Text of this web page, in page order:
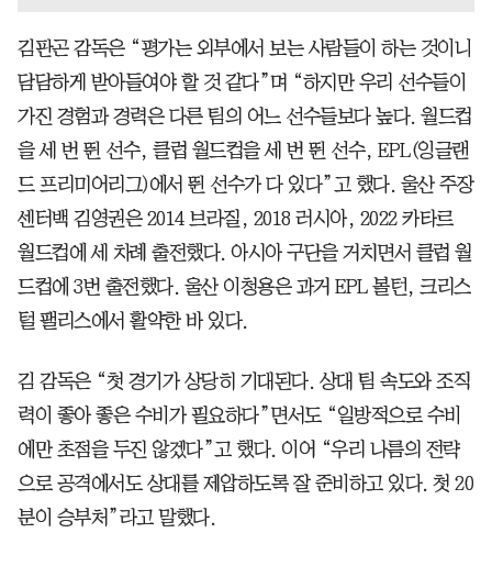
김판곤 감독은 “평가는 외부에서 보는 사람들이 하는 것이니
담담하게 받아들여야 할 것 같다”며 “하지만 우리 선수들이
가진 경험과 경력은 다른 팀의 어느 선수들보다 높다. 월드컵
을 세 번 뛴 선수, 클럽 월드컵을 세 번 뛴 선수, EPL(잉글랜
드 프리미어리그)에서 뛴 선수가 다 있다”고 했다. 울산 주장
센터백 김영권은 2014 브라질, 2018 러시아, 2022 카타르
월드컵에 세 차례 출전했다. 아시아 구단을 거치면서 클럽 월
드컵에 3번 출전했다. 울산 이청용은 과거 EPL 볼턴, 크리스
털 팰리스에서 활약한 바 있다.
김 감독은 “첫 경기가 상당히 기대된다. 상대 팀 속도와 조직
력이 좋아 좋은 수비가 필요하다”면서도 “일방적으로 수비
에만 초점을 두진 않겠다”고 했다. 이어 “우리 나름의 전략
으로 공격에서도 상대를 제압하도록 잘 준비하고 있다. 첫 20
분이 승부처”라고 말했다.